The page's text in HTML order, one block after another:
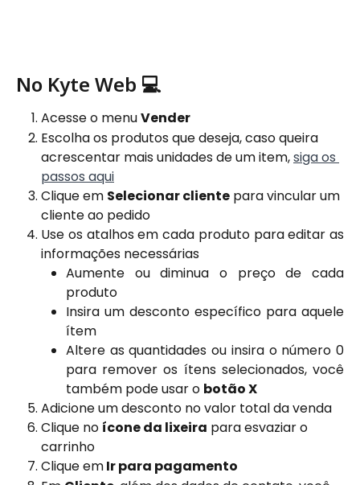
No Kyte Web 💻
Acesse o menu Vender
Escolha os produtos que deseja, caso queira
acrescentar mais unidades de um item, siga os
passos aqui
Clique em Selecionar cliente para vincular um
cliente ao pedido
Use os atalhos em cada produto para editar as
informações necessárias
Aumente ou diminua o preço de cada
produto
Insira um desconto específico para aquele
ítem
Altere as quantidades ou insira o número 0
para remover os ítens selecionados, você
também pode usar o botão X
Adicione um desconto no valor total da venda
Clique no ícone da lixeira para esvaziar o
carrinho
Clique emIr para pagamento